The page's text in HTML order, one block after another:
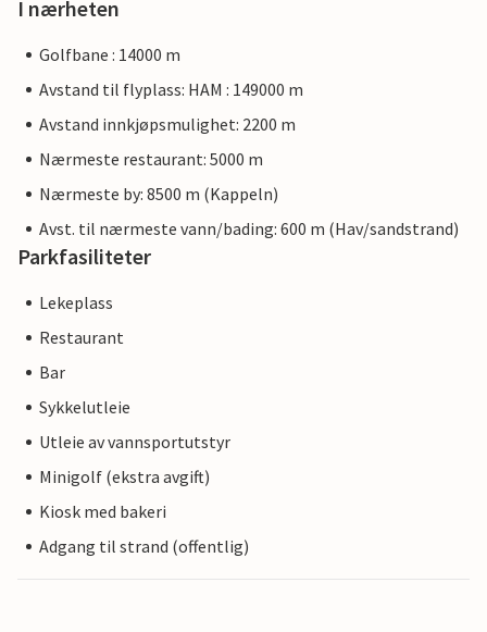
I nærheten
Golfbane : 14000 m
Avstand til flyplass: HAM : 149000 m
Avstand innkjøpsmulighet: 2200 m
Nærmeste restaurant: 5000 m
Nærmeste by: 8500 m (Kappeln)
Avst. til nærmeste vann/bading: 600 m (Hav/sandstrand)
Parkfasiliteter
Lekeplass
Restaurant
Bar
Sykkelutleie
Utleie av vannsportutstyr
Minigolf (ekstra avgift)
Kiosk med bakeri
Adgang til strand (offentlig)